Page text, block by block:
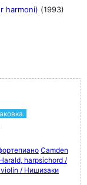
harmoni) (1993)
Camden
harpsichord /
/ Нишизаки